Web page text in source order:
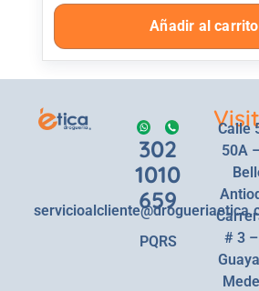
Añadir al carrito
302
1010
659
PQRS
Calle
50A
# 3